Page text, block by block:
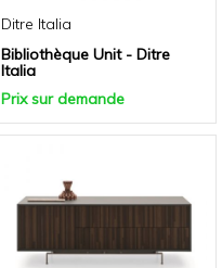
Ditre Italia
Bibliothèque Unit - Ditre
Italia
Prix sur demande